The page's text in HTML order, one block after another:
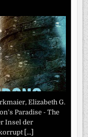
Elizabeth G.
Paradise - The
Insel der
[...]